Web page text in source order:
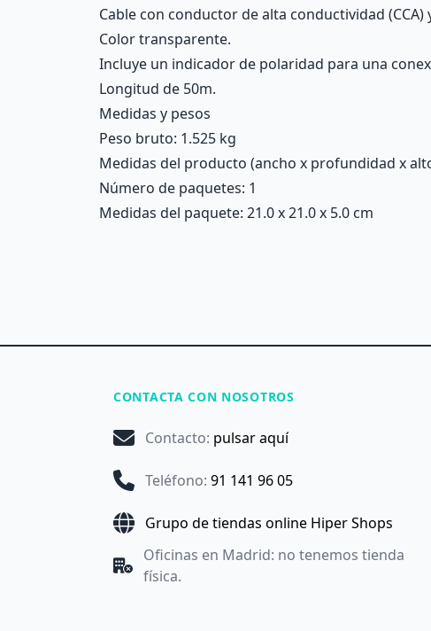
Cable con conductor de alta conductividad (CCA)
Color transparente.
Incluye un indicador de polaridad para una
Longitud de 50m.
Medidas y pesos
Peso bruto: 1.525 kg
Medidas del producto (ancho x profundidad x
Número de paquetes: 1
Medidas del paquete: 21.0 x 21.0 x 5.0 cm
CONTACTA CON NOSOTROS
Contacto: pulsar aquí
Teléfono: 91 141 96 05
Grupo de tiendas online Hiper Shops
Oficinas en Madrid: no tenemos tienda
física.